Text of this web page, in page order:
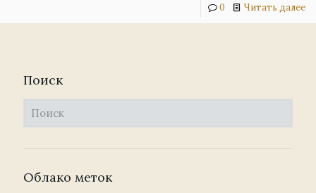
0 Читать далее
Поиск
Облако меток